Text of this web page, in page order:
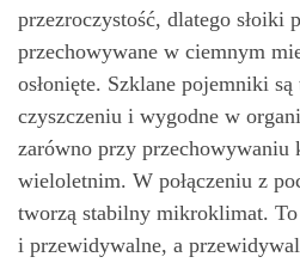
przezroczystość, dlatego słoiki
przechowywane w ciemnym
osłonięte. Szklane pojemniki są
czyszczeniu i wygodne w
zarówno przy
wieloletnim. W połączeniu z
tworzą stabilny mikroklimat.
i przewidywalne, a